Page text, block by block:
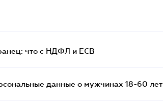
что с НДФЛ и ЕСВ
данные о мужчинах 18-60 лет